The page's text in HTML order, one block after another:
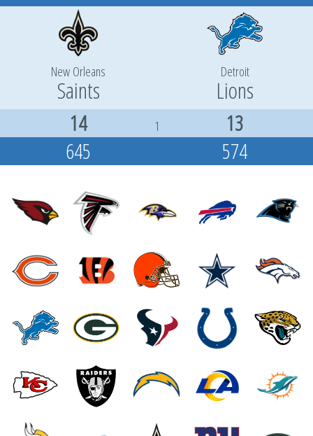
New Orleans Detroit
Saints Lions
14 1
13
645
574